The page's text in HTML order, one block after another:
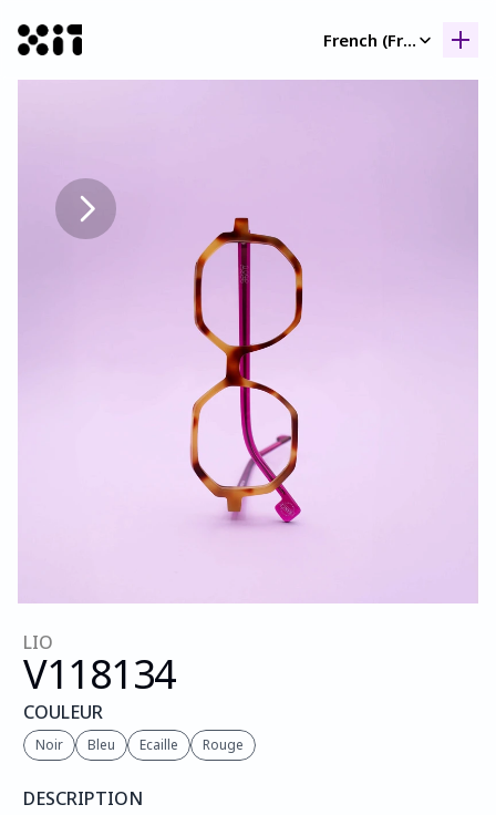
French (France)
LIO
V118134
COULEUR
Noir Bleu Ecaille Rouge
DESCRIPTION